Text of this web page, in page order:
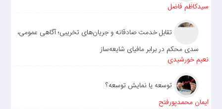
سیدکاظم فاضل
تقابل خدمت صادقانه و جریان‌های تخریبی؛ آگاهی عمومی،
سدی محکم در برابر مافیای شایعه‌ساز
نعیم خورشیدی
توسعه یا نمایش توسعه؟
ایمان محمدپورفتح